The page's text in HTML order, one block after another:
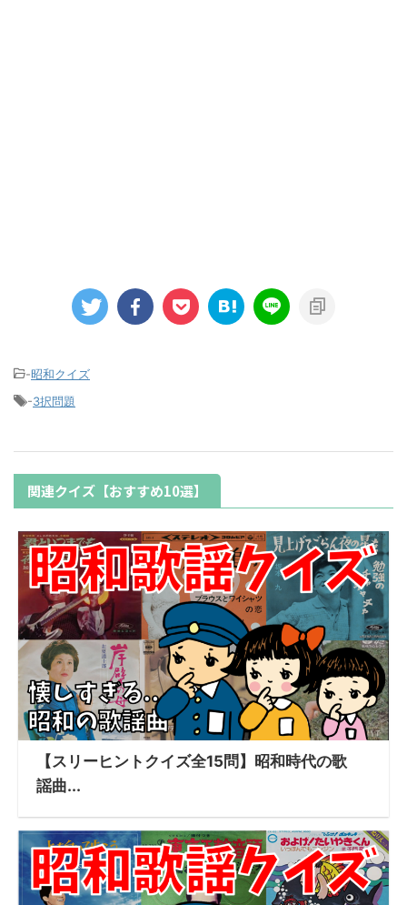
-昭和クイズ
-3択問題
関連クイズ【おすすめ10選】
【スリーヒントクイズ全15問】昭和時代の歌
謡曲...